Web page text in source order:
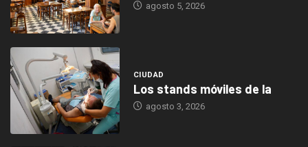
agosto 5, 2026
CIUDAD
Los stands móviles de la
agosto 3, 2026